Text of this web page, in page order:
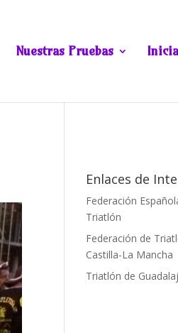
Nuestras Pruebas
Enlaces de
Federación
Triatlón
Federación de
Castilla-La Mancha
Triatlón de